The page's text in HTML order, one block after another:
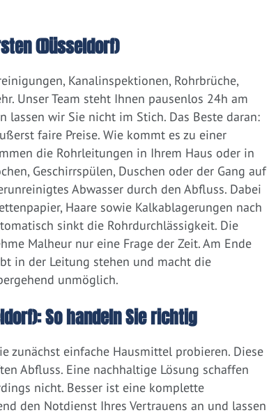
(Düsseldorf)
Kanalinspektionen, Rohrbrüche,
Unser Team steht Ihnen pausenlos 24h am
lassen wir Sie nicht im Stich. Das Beste daran:
faire Preise. Wie kommt es zu einer
die Rohrleitungen in Ihrem Haus oder in
Geschirrspülen, Duschen oder der Gang auf
Abwasser durch den Abfluss. Dabei
Haare sowie Kalkablagerungen nach
sinkt die Rohrdurchlässigkeit. Die
Malheur nur eine Frage der Zeit. Am Ende
in der Leitung stehen und macht die
unmöglich.
So handeln Sie richtig
zunächst einfache Hausmittel probieren. Diese
Abfluss. Eine nachhaltige Lösung schaffen
nicht. Besser ist eine komplette
den Notdienst Ihres Vertrauens an und lassen